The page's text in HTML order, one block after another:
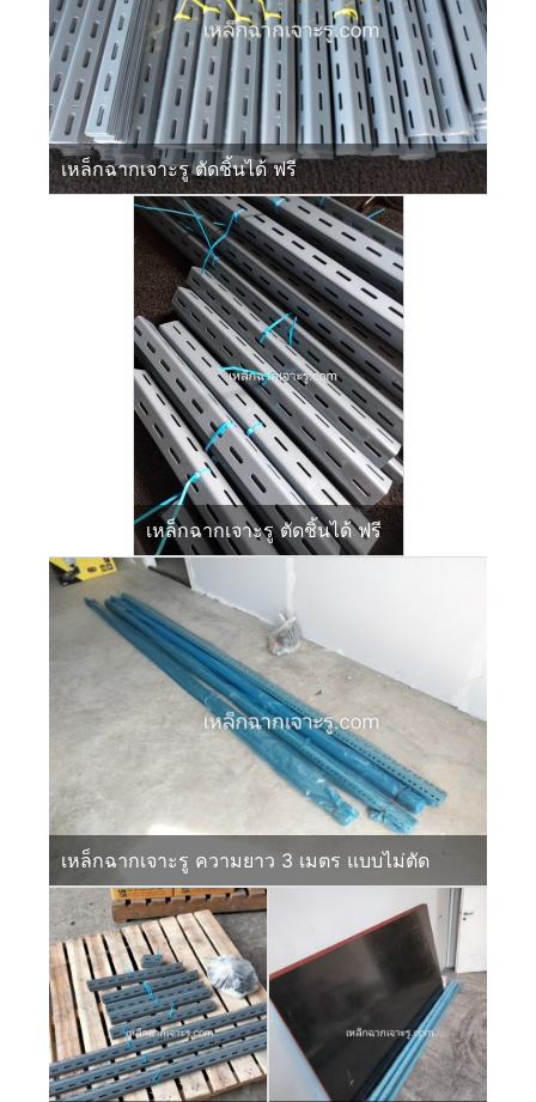
เหล็กฉากเจาะรู ตัดชิ้นได้ ฟรี
เหล็กฉากเจาะรู ตัดชิ้นได้ ฟรี
เหล็กฉากเจาะรู ความยาว 3 เมตร แบบไม่ตัด